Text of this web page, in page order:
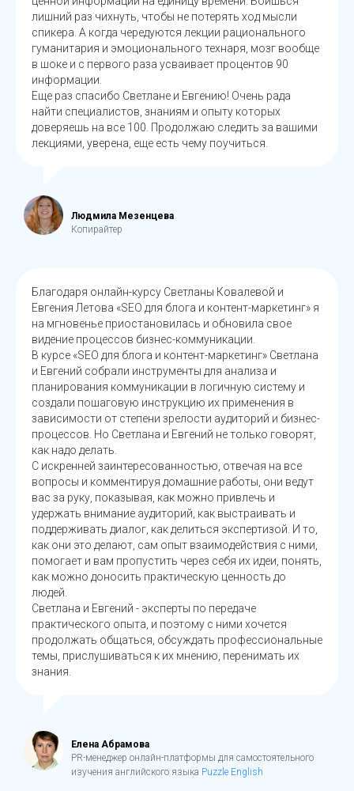
лишний раз чихнуть, чтобы не потерять ход мысли
спикера. А когда чередуются лекции рационального
гуманитария и эмоционального технаря, мозг вообще
в шоке и с первого раза усваивает процентов 90
информации.
Еще раз спасибо Светлане и Евгению! Очень рада
найти специалистов, знаниям и опыту которых
доверяешь на все 100. Продолжаю следить за вашими
лекциями, уверена, еще есть чему поучиться.
Людмила Мезенцева
Копирайтер
Благодаря онлайн-курсу Светланы Ковалевой и
Евгения Летова «SEO для блога и контент-маркетинг» я
на мгновенье приостановилась и обновила свое
видение процессов бизнес-коммуникации.
В курсе «SEO для блога и контент-маркетинг» Светлана
и Евгений собрали инструменты для анализа и
планирования коммуникации в логичную систему и
создали пошаговую инструкцию их применения в
зависимости от степени зрелости аудиторий и бизнес-
процессов. Но Светлана и Евгений не только говорят,
как надо делать.
С искренней заинтересованностью, отвечая на все
вопросы и комментируя домашние работы, они ведут
вас за руку, показывая, как можно привлечь и
удержать внимание аудиторий, как выстраивать и
поддерживать диалог, как делиться экспертизой. И то,
как они это делают, сам опыт взаимодействия с ними,
помогает и вам пропустить через себя их идеи, понять,
как можно доносить практическую ценность до
людей.
Светлана и Евгений - эксперты по передаче
практического опыта, и поэтому с ними хочется
продолжать общаться, обсуждать профессиональные
темы, прислушиваться к их мнению, перенимать их
знания.
Елена Абрамова
PR-менеджер онлайн-платформы для самостоятельного
изучения английского языка Puzzle English